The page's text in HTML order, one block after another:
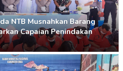
NTB Musnahkan Barang
Capaian Penindakan